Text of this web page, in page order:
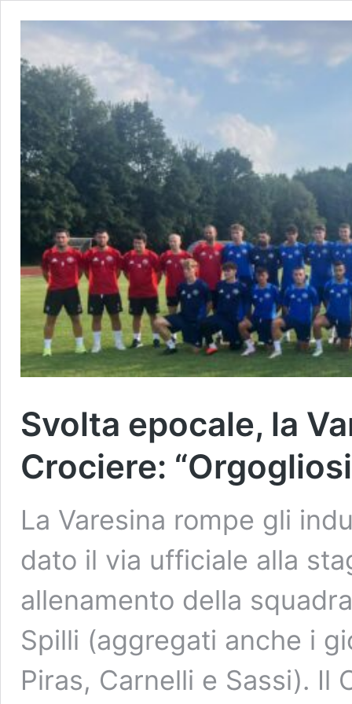
Svolta epocale, la
Crociere:
La Varesina rompe gli
dato il via ufficiale alla
allenamento della
Spilli (aggregati anche i
Piras, Carnelli e Sassi). Il